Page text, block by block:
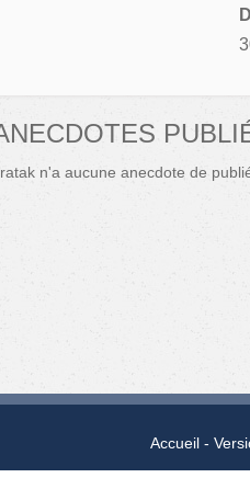
n'a aucune anecdote de
Accueil